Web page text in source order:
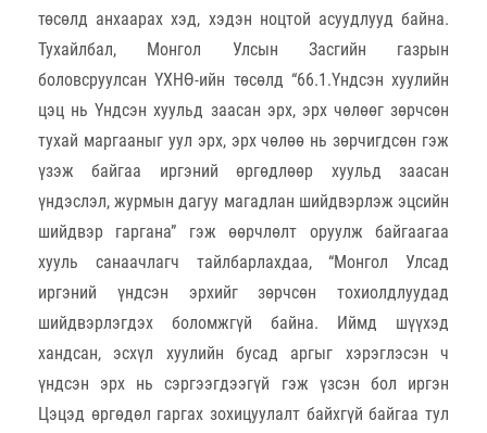
төсөлд анхаарах хэд, хэдэн ноцтой асуудлууд байна.
Тухайлбал, Монгол Улсын Засгийн газрын
боловсруулсан ҮХНӨ-ийн төсөлд “66.1.Үндсэн хуулийн
цэц нь Үндсэн хуульд заасан эрх, эрх чөлөөг зөрчсөн
тухай маргааныг уул эрх, эрх чөлөө нь зөрчигдсөн гэж
үзэж байгаа иргэний өргөдлөөр хуульд заасан
үндэслэл, журмын дагуу магадлан шийдвэрлэж эцсийн
шийдвэр гаргана” гэж өөрчлөлт оруулж байгаагаа
хууль санаачлагч тайлбарлахдаа, “Монгол Улсад
иргэний үндсэн эрхийг зөрчсөн тохиолдлуудад
шийдвэрлэгдэх боломжгүй байна. Иймд шүүхэд
хандсан, эсхүл хуулийн бусад аргыг хэрэглэсэн ч
үндсэн эрх нь сэргээгдээгүй гэж үзсэн бол иргэн
Цэцэд өргөдөл гаргах зохицуулалт байхгүй байгаа тул